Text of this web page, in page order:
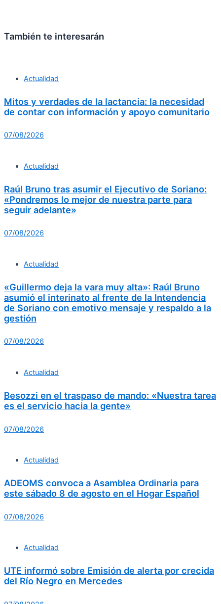
También te interesarán
Actualidad
Mitos y verdades de la lactancia: la necesidad
de contar con información y apoyo comunitario
07/08/2026
Actualidad
Raúl Bruno tras asumir el Ejecutivo de Soriano:
«Pondremos lo mejor de nuestra parte para
seguir adelante»
07/08/2026
Actualidad
«Guillermo deja la vara muy alta»: Raúl Bruno
asumió el interinato al frente de la Intendencia
de Soriano con emotivo mensaje y respaldo a la
gestión
07/08/2026
Actualidad
Besozzi en el traspaso de mando: «Nuestra tarea
es el servicio hacia la gente»
07/08/2026
Actualidad
ADEOMS convoca a Asamblea Ordinaria para
este sábado 8 de agosto en el Hogar Español
07/08/2026
Actualidad
UTE informó sobre Emisión de alerta por crecida
del Río Negro en Mercedes